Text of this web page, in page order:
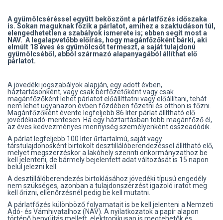
A gyümölcséréssel együtt beköszönt a párlatfőzés időszaka
is. Sokan maguknak főzik a párlatot, amihez a szaktudáson túl,
elengedhetetlen a szabályok ismerete is; ebben segít most a
NAV. A legalapvetőbb előírás, hogy magánfőzőként bárki, aki
elmúlt 18 éves és gyümölcsöt termeszt, a saját tulajdonú
gyümölcséből, abból származó alapanyagából állíthat elő
párlatot.
A jövedéki jogszabályok alapján, egy adott évben,
háztartásonként, vagy csak bérfőzetőként vagy csak
magánfőzőként lehet párlatot előállíttatni vagy előállítani, tehát
nem lehet ugyanazon évben főzdében főzetni és otthon is főzni.
Magánfőzőként évente legfeljebb 86 liter párlat állítható elő
jövedékiadó-mentesen. Ha egy háztartásban több magánfőző él,
az éves kedvezményes mennyiség személyenként összeadódik.
A párlat legfeljebb 100 liter űrtartalmú, saját vagy
társtulajdonosként birtokolt desztillálóberendezéssel állítható elő,
melyet megszerzéskor a lakóhely szerinti önkormányzathoz be
kell jelenteni, de bármely bejelentett adat változását is 15 napon
belül jelezni kell.
A desztillálóberendezés birtoklásához jövedéki típusú engedély
nem szükséges, azonban a tulajdonszerzést igazoló iratot meg
kell őrizni, ellenőrzésnél pedig be kell mutatni.
A párlatfőzés különböző folyamatait is be kell jelenteni a Nemzeti
Adó- és Vámhivatalhoz (NAV). A nyilatkozatok a papír alapon